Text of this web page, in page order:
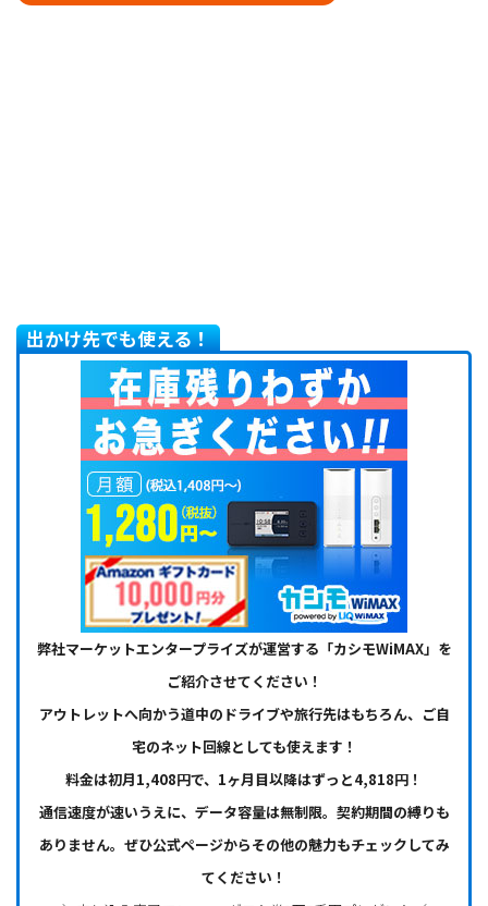
出かけ先でも使える！
弊社マーケットエンタープライズが運営する「カシモWiMAX」を
ご紹介させてください！
アウトレットへ向かう道中のドライブや旅行先はもちろん、ご自
宅のネット回線としても使えます！
料金は初月1,408円で、1ヶ月目以降はずっと4,818円！
通信速度が速いうえに、データ容量は無制限。契約期間の縛りも
ありません。ぜひ公式ページからその他の魅力もチェックしてみ
てください！